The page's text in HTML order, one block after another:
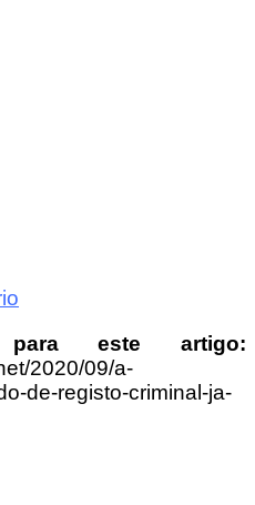
para este artigo:
2020/09/a-
de-registo-criminal-ja-